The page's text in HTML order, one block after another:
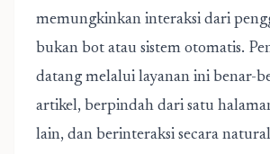
memungkinkan interaksi dari
bukan bot atau sistem otomatis.
datang melalui layanan ini benar-
artikel, berpindah dari satu
lain, dan berinteraksi secara